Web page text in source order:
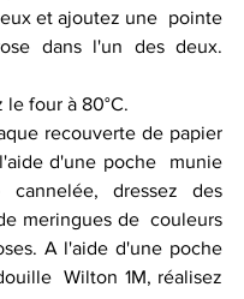
et ajoutez une  pointe
dans l'un des deux.
le four à 80°C.
recouverte de papier
d'une poche  munie
cannelée, dressez des
meringues de  couleurs
A l'aide d'une poche
Wilton 1M, réalisez